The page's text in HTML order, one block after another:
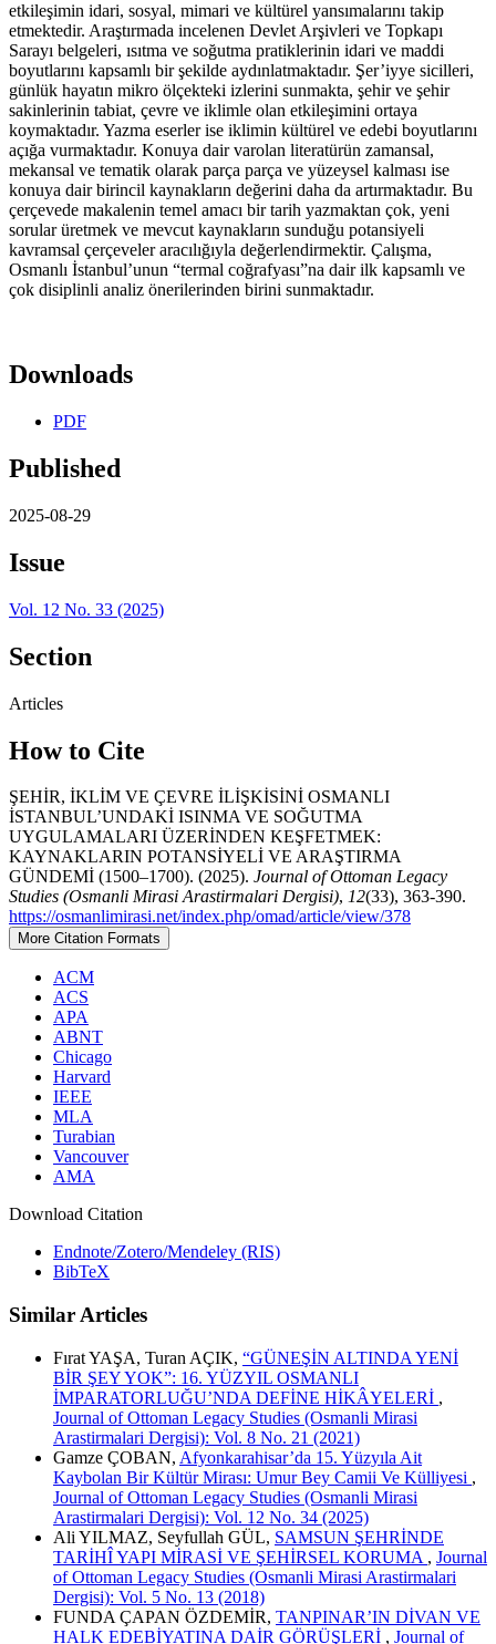
etkileşimin idari, sosyal, mimari ve kültürel yansımalarını takip
etmektedir. Araştırmada incelenen Devlet Arşivleri ve Topkapı
Sarayı belgeleri, ısıtma ve soğutma pratiklerinin idari ve maddi
boyutlarını kapsamlı bir şekilde aydınlatmaktadır. Şer’iyye sicilleri,
günlük hayatın mikro ölçekteki izlerini sunmakta, şehir ve şehir
sakinlerinin tabiat, çevre ve iklimle olan etkileşimini ortaya
koymaktadır. Yazma eserler ise iklimin kültürel ve edebi boyutlarını
açığa vurmaktadır. Konuya dair varolan literatürün zamansal,
mekansal ve tematik olarak parça parça ve yüzeysel kalması ise
konuya dair birincil kaynakların değerini daha da artırmaktadır. Bu
çerçevede makalenin temel amacı bir tarih yazmaktan çok, yeni
sorular üretmek ve mevcut kaynakların sunduğu potansiyeli
kavramsal çerçeveler aracılığıyla değerlendirmektir. Çalışma,
Osmanlı İstanbul’unun “termal coğrafyası”na dair ilk kapsamlı ve
çok disiplinli analiz önerilerinden birini sunmaktadır.
Downloads
PDF
Published
2025-08-29
Issue
Vol. 12 No. 33 (2025)
Section
Articles
How to Cite
ŞEHİR, İKLİM VE ÇEVRE İLİŞKİSİNİ OSMANLI
İSTANBUL’UNDAKİ ISINMA VE SOĞUTMA
UYGULAMALARI ÜZERİNDEN KEŞFETMEK:
KAYNAKLARIN POTANSİYELİ VE ARAŞTIRMA
GÜNDEMİ (1500–1700). (2025). Journal of Ottoman Legacy
Studies (Osmanli Mirasi Arastirmalari Dergisi), 12(33), 363-390.
https://osmanlimirasi.net/index.php/omad/article/view/378
More Citation Formats
ACM
ACS
APA
ABNT
Chicago
Harvard
IEEE
MLA
Turabian
Vancouver
AMA
Download Citation
Endnote/Zotero/Mendeley (RIS)
BibTeX
Similar Articles
Fırat YAŞA, Turan AÇIK, “GÜNEŞİN ALTINDA YENİ
BİR ŞEY YOK”: 16. YÜZYIL OSMANLI
İMPARATORLUĞU’NDA DEFİNE HİKÂYELERİ ,
Journal of Ottoman Legacy Studies (Osmanli Mirasi
Arastirmalari Dergisi): Vol. 8 No. 21 (2021)
Gamze ÇOBAN, Afyonkarahisar’da 15. Yüzyıla Ait
Kaybolan Bir Kültür Mirası: Umur Bey Camii Ve Külliyesi ,
Journal of Ottoman Legacy Studies (Osmanli Mirasi
Arastirmalari Dergisi): Vol. 12 No. 34 (2025)
Ali YILMAZ, Seyfullah GÜL, SAMSUN ŞEHRİNDE
TARİHÎ YAPI MİRASİ VE ŞEHİRSEL KORUMA , Journal
of Ottoman Legacy Studies (Osmanli Mirasi Arastirmalari
Dergisi): Vol. 5 No. 13 (2018)
FUNDA ÇAPAN ÖZDEMİR, TANPINAR’IN DİVAN VE
HALK EDEBİYATINA DAİR GÖRÜŞLERİ , Journal of